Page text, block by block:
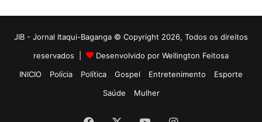
JIB - Jornal Itaqui-Baganga © Copyright 2026, Todos os direitos
reservados |
Desenvolvido por Wellington Feitosa
INICIO
Polícia Política Gospel Entretenimento
Esporte
Saúde
Mulher